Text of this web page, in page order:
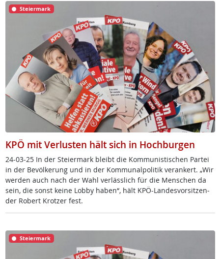
Steiermark
KPÖ mit Verlusten hält sich in Hochburgen
24-03-25 In der Stei­er­mark bleibt die Kom­mu­nis­ti­schen Par­tei
in der Be­völ­ke­rung und in der Kom­mu­nal­po­li­tik ver­an­kert. „Wir
wer­den auch nach der Wahl ver­läss­lich für die Men­schen da
sein, die sonst kei­ne Lob­by ha­ben“, hält KPÖ-Lan­des­vor­sit­zen­
der Robert Krot­zer fest.
Steiermark